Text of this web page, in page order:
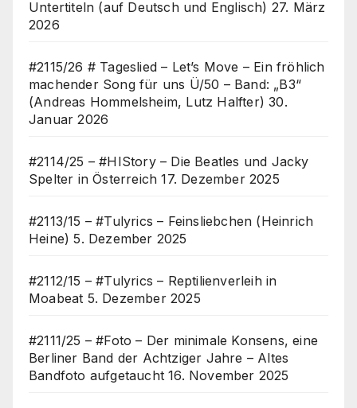
Untertiteln (auf Deutsch und Englisch) 27. März
2026
#2115/26 # Tageslied – Let’s Move – Ein fröhlich
machender Song für uns Ü/50 – Band: „B3“
(Andreas Hommelsheim, Lutz Halfter) 30.
Januar 2026
#2114/25 – #HIStory – Die Beatles und Jacky
Spelter in Österreich 17. Dezember 2025
#2113/15 – #Tulyrics – Feinsliebchen (Heinrich
Heine) 5. Dezember 2025
#2112/15 – #Tulyrics – Reptilienverleih in
Moabeat 5. Dezember 2025
#2111/25 – #Foto – Der minimale Konsens, eine
Berliner Band der Achtziger Jahre – Altes
Bandfoto aufgetaucht 16. November 2025